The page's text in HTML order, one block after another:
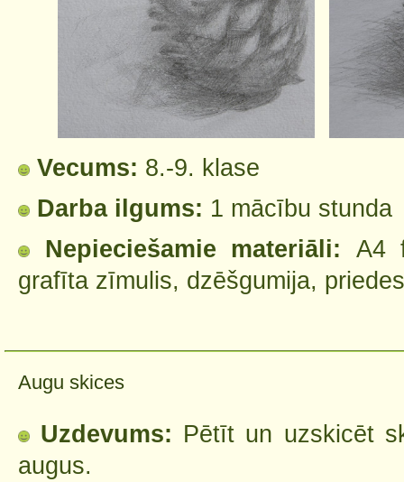
Vecums: 8.-9. klase
Darba ilgums: 1 mācību stunda
Nepieciešamie materiāli: A4
grafīta zīmulis, dzēšgumija,
Augu skices
Uzdevums: Pētīt un uzskicēt
augus.